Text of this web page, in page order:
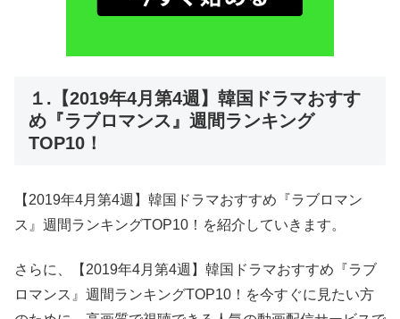
１.【2019年4月第4週】韓国ドラマおすす
め『ラブロマンス』週間ランキング
TOP10！
【2019年4月第4週】韓国ドラマおすすめ『ラブロマン
ス』週間ランキングTOP10！を紹介していきます。
さらに、【2019年4月第4週】韓国ドラマおすすめ『ラブ
ロマンス』週間ランキングTOP10！を今すぐに見たい方